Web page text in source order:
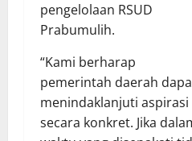
pengelolaan RSUD
Prabumulih.
“Kami berharap
pemerintah daerah
menindaklanjuti aspirasi
secara konkret. Jika